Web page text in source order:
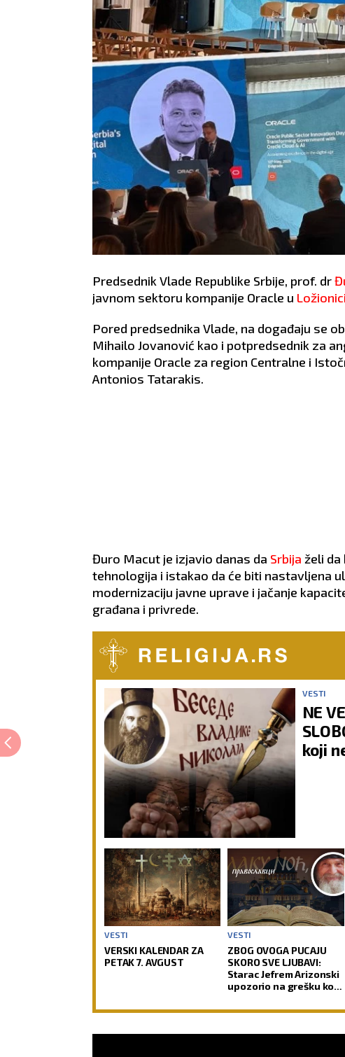
Predsednik Vlade Republike Srbije, prof. dr
javnom sektoru kompanije Oracle u Ložionici
Pored predsednika Vlade, na događaju se
Mihailo Jovanović kao i potpredsednik za
kompanije Oracle za region Centralne i
Antonios Tatarakis.
Đuro Macut je izjavio danas da Srbija želi da
tehnologija i istakao da će biti nastavljena
modernizaciju javne uprave i jačanje
građana i privrede.
VESTI
NE
koji
VESTI
VERSKI KALENDAR ZA
PETAK 7. AVGUST
VESTI
ZBOG OVOGA PUCAJU
SKORO SVE LJUBAVI:
Starac Jefrem Arizonski
upozorio na grešku koju